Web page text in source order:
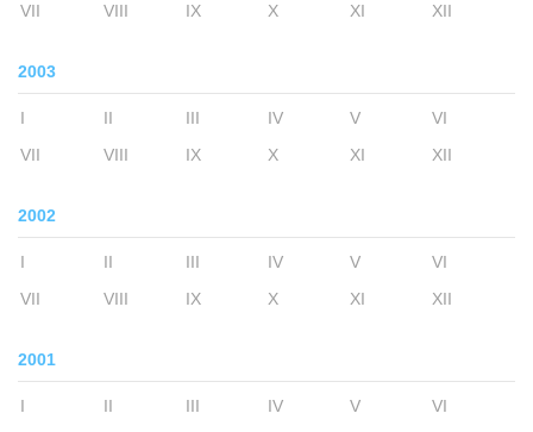
VII
VIII IX X XI XII
2003
I II III IV V
VI
VII
VIII IX X XI XII
2002
I II III IV V
VI
VII
VIII IX X XI XII
2001
I II III IV V
VI